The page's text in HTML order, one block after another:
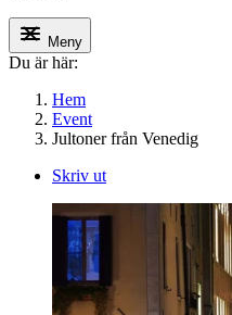
Meny
Du är här:
Hem
Event
Jultoner från Venedig
Skriv ut